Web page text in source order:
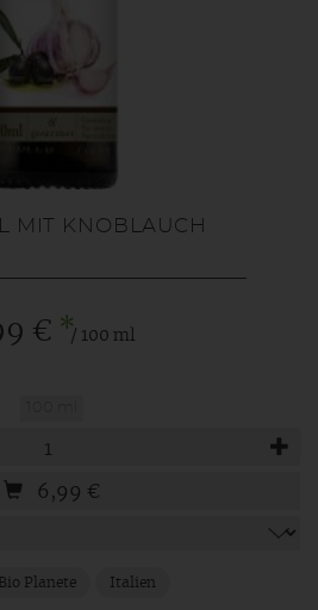
MIT KNOBLAUCH
€ */ 100 ml
6,99 €
Bio Planete Italien